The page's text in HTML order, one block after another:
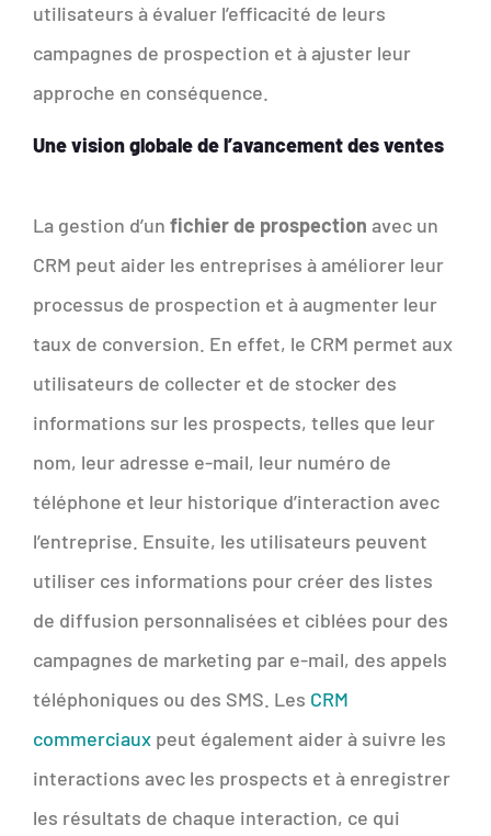
utilisateurs à évaluer l’efficacité de leurs
campagnes de prospection et à ajuster leur
approche en conséquence.
Une vision globale de l’avancement des ventes
La gestion d’un fichier de prospection avec un
CRM peut aider les entreprises à améliorer leur
processus de prospection et à augmenter leur
taux de conversion. En effet, le CRM permet aux
utilisateurs de collecter et de stocker des
informations sur les prospects, telles que leur
nom, leur adresse e-mail, leur numéro de
téléphone et leur historique d’interaction avec
l’entreprise. Ensuite, les utilisateurs peuvent
utiliser ces informations pour créer des listes
de diffusion personnalisées et ciblées pour des
campagnes de marketing par e-mail, des appels
téléphoniques ou des SMS. Les CRM
commerciaux peut également aider à suivre les
interactions avec les prospects et à enregistrer
les résultats de chaque interaction, ce qui